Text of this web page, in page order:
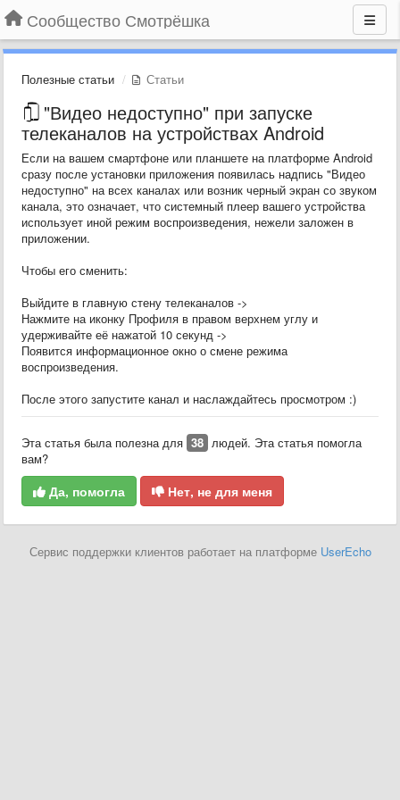
Сообщество Смотрёшка
Полезные статьи Статьи
"Видео недоступно" при запуске
телеканалов на устройствах Android
Если на вашем смартфоне или планшете на платформе Android
сразу после установки приложения появилась надпись "Видео
недоступно" на всех каналах или возник черный экран со звуком
канала, это означает, что системный плеер вашего устройства
использует иной режим воспроизведения, нежели заложен в
приложении.
Чтобы его сменить:
Выйдите в главную стену телеканалов ->
Нажмите на иконку Профиля в правом верхнем углу и
удерживайте её нажатой 10 секунд ->
Появится информационное окно о смене режима
воспроизведения.
После этого запустите канал и наслаждайтесь просмотром :)
Эта статья была полезна для 38 людей. Эта статья помогла
вам?
Да, помогла Нет, не для меня
Сервис поддержки клиентов работает на платформе UserEcho